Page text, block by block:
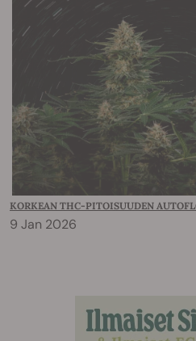
KORKEAN THC-PITOISUUDEN
9 Jan 2026